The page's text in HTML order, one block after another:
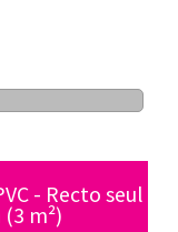
- Recto seul
m²)